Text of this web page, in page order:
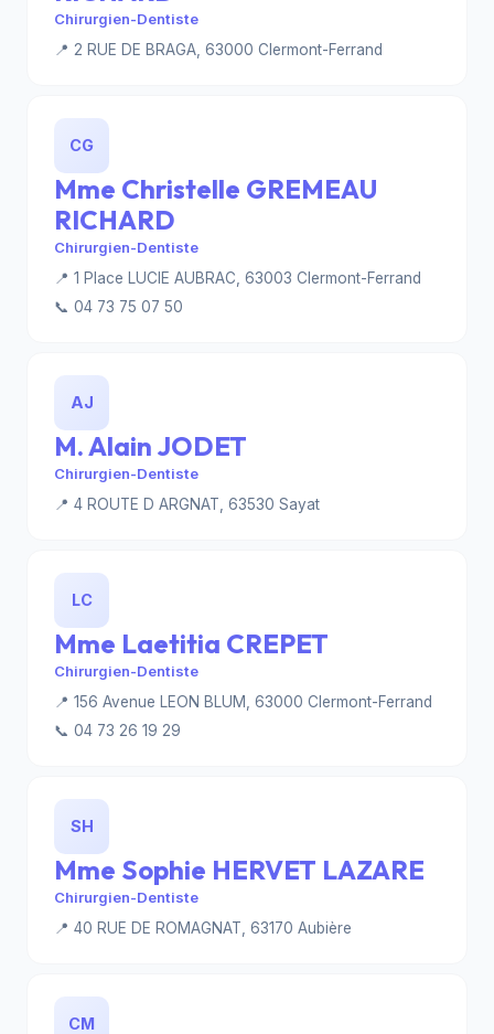
Chirurgien-Dentiste
📍 2 RUE DE BRAGA, 63000 Clermont-Ferrand
CG
Mme Christelle GREMEAU
RICHARD
Chirurgien-Dentiste
📍 1 Place LUCIE AUBRAC, 63003 Clermont-Ferrand
📞 04 73 75 07 50
AJ
M. Alain JODET
Chirurgien-Dentiste
📍 4 ROUTE D ARGNAT, 63530 Sayat
LC
Mme Laetitia CREPET
Chirurgien-Dentiste
📍 156 Avenue LEON BLUM, 63000 Clermont-Ferrand
📞 04 73 26 19 29
SH
Mme Sophie HERVET LAZARE
Chirurgien-Dentiste
📍 40 RUE DE ROMAGNAT, 63170 Aubière
CM